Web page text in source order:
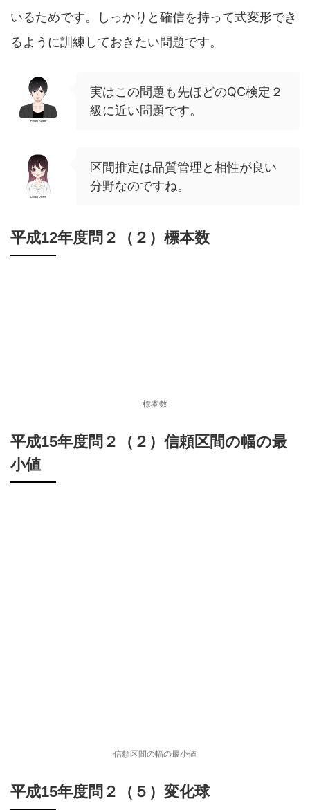
いるためです。しっかりと確信を持って式変形でき
るように訓練しておきたい問題です。
実はこの問題も先ほどのQC検定２
級に近い問題です。
区間推定は品質管理と相性が良い
分野なのですね。
平成12年度問２（２）標本数
標本数
平成15年度問２（２）信頼区間の幅の最
小値
信頼区間の幅の最小値
平成15年度問２（５）変化球